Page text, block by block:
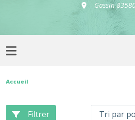
Gassin
Accueil
Filtrer